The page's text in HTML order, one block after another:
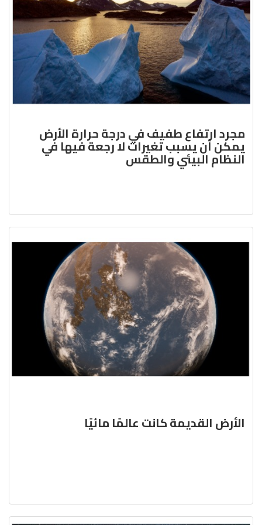
مجرد ارتفاع طفيف في درجة حرارة الأرض
يمكن أن يسبب تغيرات لا رجعة فيها في
النظام البيئي والطقس
الأرض القديمة كانت عالمًا مائيًا